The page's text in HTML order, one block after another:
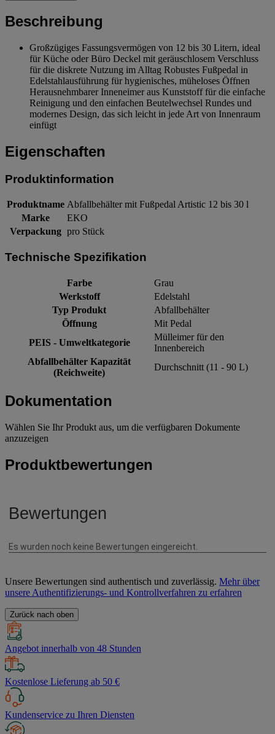
Beschreibung
Großzügiges Fassungsvermögen von 12 bis 30 Litern, ideal
für Küche oder Büro Deckel mit geräuschlosem Verschluss
für die diskrete Nutzung im Alltag Robustes Fußpedal in
Edelstahlausführung für hygienisches, müheloses Öffnen
Herausnehmbarer Inneneimer aus Kunststoff für die einfache
Reinigung und den einfachen Beutelwechsel Rundes und
modernes Design, das sich leicht in jede Art von Innenraum
einfügt
Eigenschaften
Produktinformation
Produktname Abfallbehälter mit Fußpedal Artistic 12 bis 30 l
Marke
EKO
Verpackung pro Stück
Technische Spezifikation
Farbe
Grau
Werkstoff
Edelstahl
Typ Produkt
Abfallbehälter
Öffnung
Mit Pedal
PEIS - Umweltkategorie
Mülleimer für den
Innenbereich
Abfallbehälter Kapazität
(Reichweite)
Durchschnitt (11 - 90 L)
Dokumentation
Wählen Sie Ihr Produkt aus, um die verfügbaren Dokumente
anzuzeigen
Produktbewertungen
Unsere Bewertungen sind authentisch und zuverlässig. Mehr über
unsere Authentifizierungs- und Kontrollverfahren zu erfahren
Zurück nach oben
Angebot innerhalb von 48 Stunden
Kostenlose Lieferung ab 50 €
Kundenservice zu Ihren Diensten